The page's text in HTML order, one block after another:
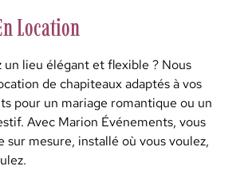
Location
un lieu élégant et flexible ? Nous
de chapiteaux adaptés à vos
pour un mariage romantique ou un
Avec Marion Événements, vous
sur mesure, installé où vous voulez,